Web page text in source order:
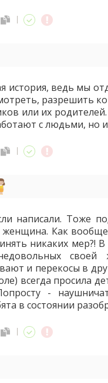
история, ведь мы
разрешить
или их
с людьми, но
написали. Тоже
Как
никаких мер?!
и перекосы в
всегда просила
-
в состоянии